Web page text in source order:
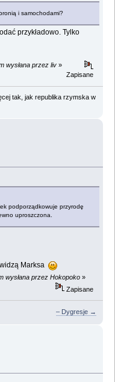
i samochodami?
przykładowo. Tylko
wysłana przez liv »
Zapisane
tak, jak republika rzymska w
podporządkowuje przyrodę
uproszczona.
widzą Marksa
wysłana przez Hokopoko »
Zapisane
– Dygresje →